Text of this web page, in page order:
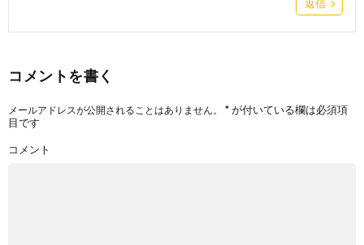
返信
コメントを書く
メールアドレスが公開されることはありません。 *が付いている欄は必須項
目です
コメント